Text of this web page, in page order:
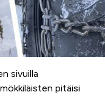
sivuilla
pitäisi